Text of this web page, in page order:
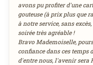
Votre numéro de
avons pu profiter d'une
gouteuse (à prix plus que
à notre service, sans
soirée très agréable !
Bravo Mademoiselle,
confiance dans ces temps
d'entre nous, l'avenir sera